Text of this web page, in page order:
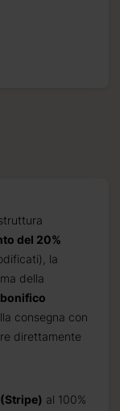
del 20%
la
della
bonifico
consegna con
direttamente
al 100%